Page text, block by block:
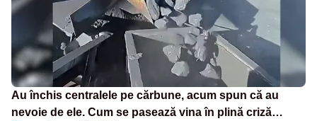
Au închis centralele pe cărbune, acum spun că au
nevoie de ele. Cum se pasează vina în plină criză